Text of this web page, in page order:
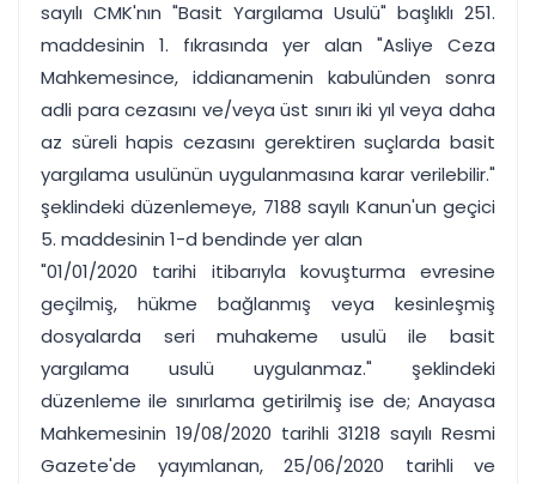
sayılı CMK'nın "Basit Yargılama Usulü" başlıklı 251.
maddesinin 1. fıkrasında yer alan "Asliye Ceza
Mahkemesince, iddianamenin kabulünden sonra
adli para cezasını ve/veya üst sınırı iki yıl veya daha
az süreli hapis cezasını gerektiren suçlarda basit
yargılama usulünün uygulanmasına karar verilebilir."
şeklindeki düzenlemeye, 7188 sayılı Kanun'un geçici
5. maddesinin 1-d bendinde yer alan
"01/01/2020 tarihi itibarıyla kovuşturma evresine
geçilmiş, hükme bağlanmış veya kesinleşmiş
dosyalarda seri muhakeme usulü ile basit
yargılama usulü uygulanmaz." şeklindeki
düzenleme ile sınırlama getirilmiş ise de; Anayasa
Mahkemesinin 19/08/2020 tarihli 31218 sayılı Resmi
Gazete'de yayımlanan, 25/06/2020 tarihli ve